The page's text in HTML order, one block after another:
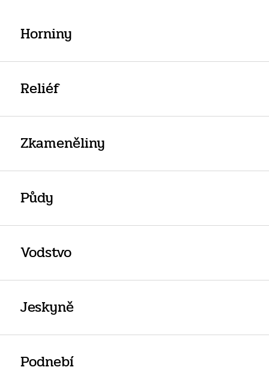
Horniny
Reliéf
Zkameněliny
Půdy
Vodstvo
Jeskyně
Podnebí